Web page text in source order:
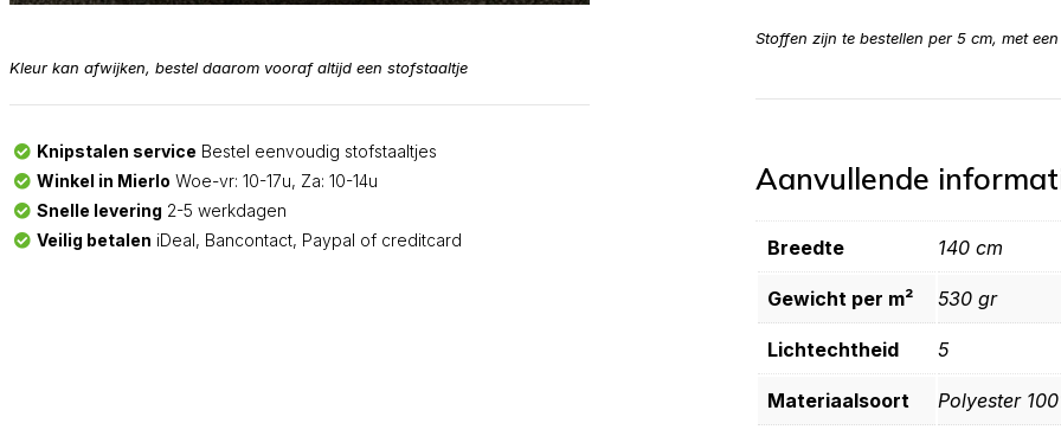
Kleur kan afwijken, bestel daarom vooraf altijd een stofstaaltje
Knipstalen service Bestel eenvoudig stofstaaltjes
Winkel in Mierlo Woe-vr: 10-17u, Za: 10-14u
Snelle levering 2-5 werkdagen
Veilig betalen iDeal, Bancontact, Paypal of creditcard
Stoffen zijn te bestellen per 5 cm, met
Aanvullende
Breedte 140 cm
Gewicht per m² 530 gr
Lichtechtheid 5
Materiaalsoort Polyester